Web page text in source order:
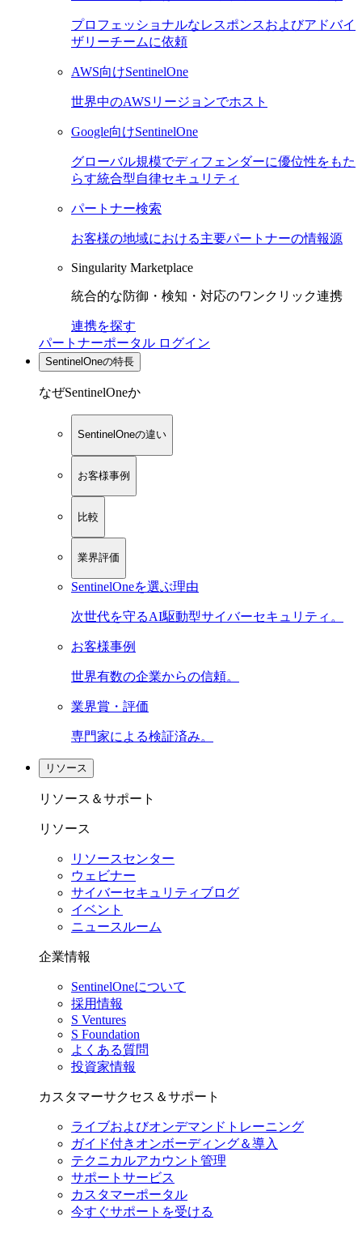
プロフェッショナルなレスポンスおよびアドバイ
ザリーチームに依頼
AWS向けSentinelOne
世界中のAWSリージョンでホスト
Google向けSentinelOne
グローバル規模でディフェンダーに優位性をもた
らす統合型自律セキュリティ
パートナー検索
お客様の地域における主要パートナーの情報源
Singularity Marketplace
統合的な防御・検知・対応のワンクリック連携
連携を探す
パートナーポータル ログイン
SentinelOneの特長
なぜSentinelOneか
SentinelOneの違い
お客様事例
比較
業界評価
SentinelOneを選ぶ理由
次世代を守るAI駆動型サイバーセキュリティ。
お客様事例
世界有数の企業からの信頼。
業界賞・評価
専門家による検証済み。
リソース
リソース＆サポート
リソース
リソースセンター
ウェビナー
サイバーセキュリティブログ
イベント
ニュースルーム
企業情報
SentinelOneについて
採用情報
S Ventures
S Foundation
よくある質問
投資家情報
カスタマーサクセス＆サポート
ライブおよびオンデマンドトレーニング
ガイド付きオンボーディング＆導入
テクニカルアカウント管理
サポートサービス
カスタマーポータル
今すぐサポートを受ける